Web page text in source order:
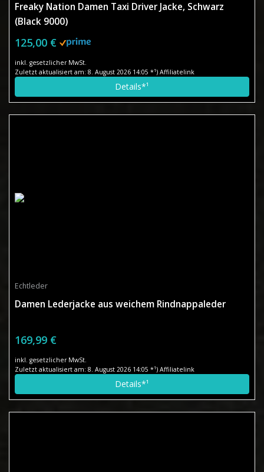
Freaky Nation Damen Taxi Driver Jacke, Schwarz
(Black 9000)
125,00 €
inkl. gesetzlicher MwSt.
Zuletzt aktualisiert am: 8. August 2026 14:05 *¹) Affiliatelink
Details*¹
Echtleder
Damen Lederjacke aus weichem Rindnappaleder
169,99 €
inkl. gesetzlicher MwSt.
Zuletzt aktualisiert am: 8. August 2026 14:05 *¹) Affiliatelink
Details*¹